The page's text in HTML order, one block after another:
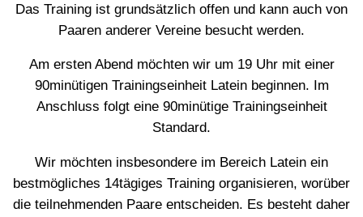
Das Training ist grundsätzlich offen und kann auch von
Paaren anderer Vereine besucht werden.
Am ersten Abend möchten wir um 19 Uhr mit einer
90minütigen Trainingseinheit Latein beginnen. Im
Anschluss folgt eine 90minütige Trainingseinheit
Standard.
Wir möchten insbesondere im Bereich Latein ein
bestmögliches 14tägiges Training organisieren, worüber
die teilnehmenden Paare entscheiden. Es besteht daher